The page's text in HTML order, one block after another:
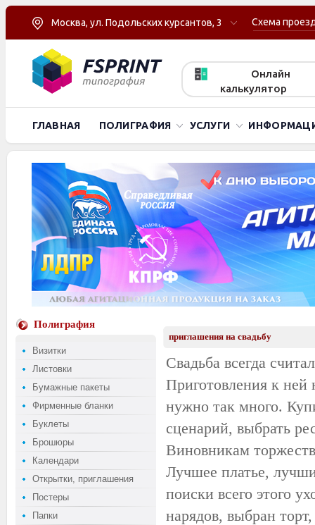
Москва, ул. Подольских курсантов, 3 Схема
Онлайн
калькулятор
ГЛАВНАЯ ПОЛИГРАФИЯ УСЛУГИ
Полиграфия
Визитки
Листовки
Бумажные пакеты
Фирменные бланки
Буклеты
Брошюры
Календари
Открытки, приглашения
Постеры
Папки
приглашения на свадьбу
Свадьба всегда
Приготовления к ней
нужно так много.
сценарий, выбрать
Виновникам
Лучшее платье,
поиски всего этого
нарядов, выбран